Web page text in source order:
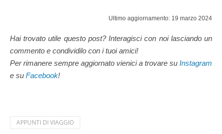
Ultimo aggiornamento: 19 marzo 2024
Hai trovato utile questo post? Interagisci con noi lasciando un
commento e condividilo con i tuoi amici!
Per rimanere sempre aggiornato vienici a trovare su Instagram
e su Facebook!
APPUNTI DI VIAGGIO